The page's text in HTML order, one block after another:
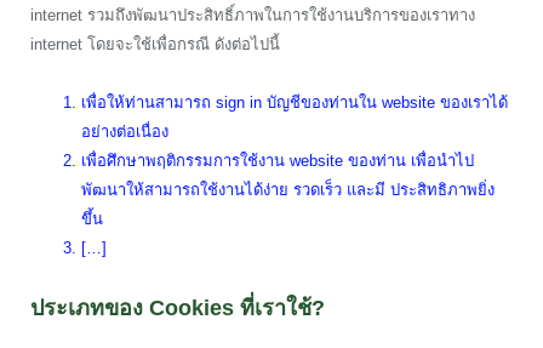
internet รวมถึงพัฒนาประสิทธิ์ภาพในการใช้งานบริการของเราทาง
internet โดยจะใช้เพื่อกรณี ดังต่อไปนี้
เพื่อให้ท่านสามารถ sign in บัญชีของท่านใน website ของเราได้
อย่างต่อเนื่อง
เพื่อศึกษาพฤติกรรมการใช้งาน website ของท่าน เพื่อนำไป
พัฒนาให้สามารถใช้งานได้ง่าย รวดเร็ว และมี ประสิทธิภาพยิ่ง
ขึ้น
[…]
ประเภทของ Cookies ที่เราใช้?